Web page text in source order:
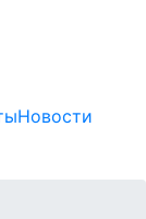
Новости